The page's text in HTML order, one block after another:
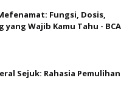
Fungsi, Dosis,
yang Wajib Kamu Tahu - BCA
Sejuk: Rahasia Pemulihan